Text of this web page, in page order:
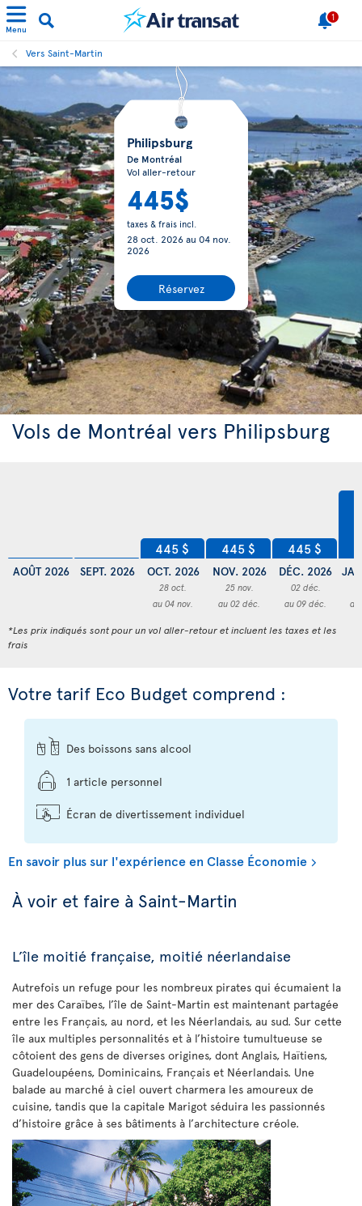
Menu
1
Vers Saint-Martin
Philipsburg
De Montréal
Vol aller-retour
445$
taxes & frais incl.
28 oct. 2026au 04 nov.
2026
Réservez
Vols de Montréal vers Philipsburg
AOÛT 2026 SEPT. 2026
445 $
OCT. 2026
28 oct.
au 04 nov.
445 $
NOV. 2026
25 nov.
au 02 déc.
445 $
DÉC. 2026
02 déc.
au 09 déc.
au
*Les prix indiqués sont pour un vol aller-retour et incluent les taxes et les
frais
Votre tarif Eco Budget comprend :
Des boissons sans alcool
1 article personnel
Écran de divertissement individuel
En savoir plus sur l'expérience en Classe Économie
À voir et faire à Saint-Martin
L’île moitié française, moitié néerlandaise
Autrefois un refuge pour les nombreux pirates qui écumaient la
mer des Caraïbes, l’île de Saint-Martin est maintenant partagée
entre les Français, au nord, et les Néerlandais, au sud. Sur cette
île aux multiples personnalités et à l’histoire tumultueuse se
côtoient des gens de diverses origines, dont Anglais, Haïtiens,
Guadeloupéens, Dominicains, Français et Néerlandais. Une
balade au marché à ciel ouvert charmera les amoureux de
cuisine, tandis que la capitale Marigot séduira les passionnés
d’histoire grâce à ses bâtiments à l’architecture créole.